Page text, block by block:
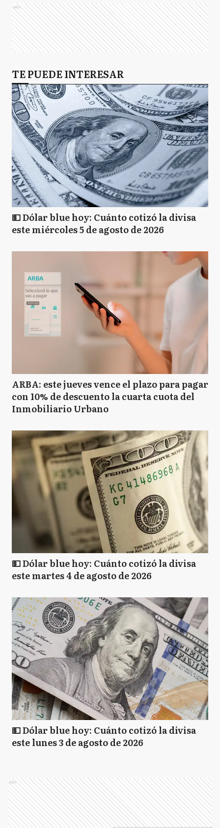
Ads
TE PUEDE INTERESAR
💵 Dólar blue hoy: Cuánto cotizó la divisa
este miércoles 5 de agosto de 2026
ARBA: este jueves vence el plazo para pagar
con 10% de descuento la cuarta cuota del
Inmobiliario Urbano
💵 Dólar blue hoy: Cuánto cotizó la divisa
este martes 4 de agosto de 2026
💵 Dólar blue hoy: Cuánto cotizó la divisa
este lunes 3 de agosto de 2026
Ads